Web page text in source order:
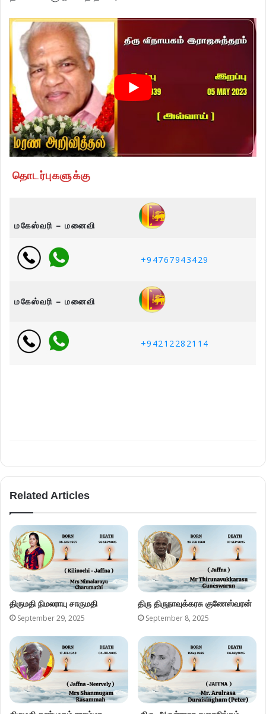
தொடர்புகளுக்கு
மகேஸ்வரி – மனைவி
+94767943429
மகேஸ்வரி – மனைவி
+94212282114
Related Articles
திருமதி நிமலராயு சாருமதி
September 29, 2025
திரு திருநாவுக்கரசு குணேஸ்வரன்
September 8, 2025